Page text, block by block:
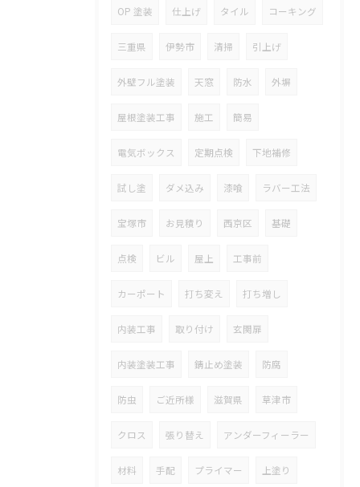
OP 塗装 仕上げ タイル コーキング
三重県 伊勢市 清掃 引上げ
外壁フル塗装 天窓 防水 外塀
屋根塗装工事 施工 簡易
電気ボックス 定期点検 下地補修
試し塗 ダメ込み 漆喰 ラバー工法
宝塚市 お見積り 西京区 基礎
点検 ビル 屋上 工事前
カーポート 打ち変え 打ち増し
内装工事 取り付け 玄関扉
内装塗装工事 錆止め塗装 防腐
防虫 ご近所様 滋賀県 草津市
クロス 張り替え アンダーフィーラー
材料 手配 プライマー 上塗り